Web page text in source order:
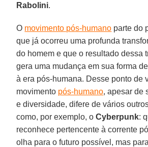
Rabolini.
O movimento pós-humano parte do
que já ocorreu uma profunda
do homem e que o resultado dessa
gera uma mudança em sua forma
à era pós-humana. Desse ponto de
movimento pós-humano, apesar de
e diversidade, difere de vários
como, por exemplo, oCyberpunk:
reconhece pertencente à corrente
olha para o futuro possível, mas